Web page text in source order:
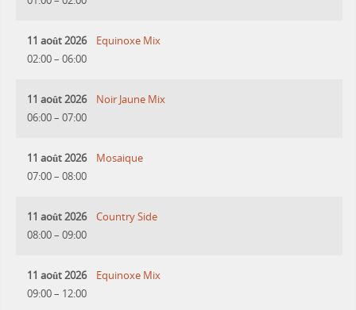
11 août 2026
02:00– 06:00
Equinoxe Mix
11 août 2026
06:00– 07:00
Noir Jaune Mix
11 août 2026
07:00– 08:00
Mosaique
11 août 2026
08:00– 09:00
Country Side
11 août 2026
09:00– 12:00
Equinoxe Mix